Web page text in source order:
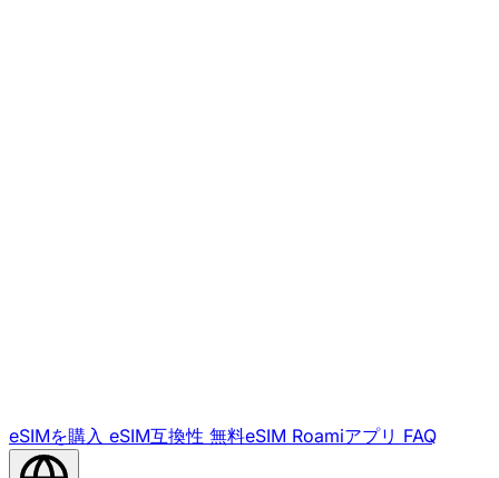
eSIMを購入 eSIM互換性 無料eSIM Roamiアプリ FAQ